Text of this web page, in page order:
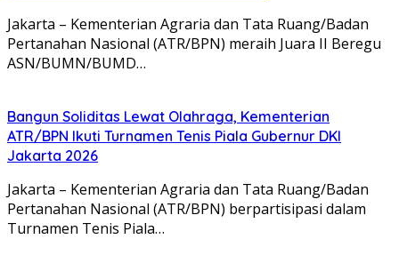
Jakarta – Kementerian Agraria dan Tata Ruang/Badan
Pertanahan Nasional (ATR/BPN) meraih Juara II Beregu
ASN/BUMN/BUMD…
Bangun Soliditas Lewat Olahraga, Kementerian
ATR/BPN Ikuti Turnamen Tenis Piala Gubernur DKI
Jakarta 2026
Jakarta – Kementerian Agraria dan Tata Ruang/Badan
Pertanahan Nasional (ATR/BPN) berpartisipasi dalam
Turnamen Tenis Piala…